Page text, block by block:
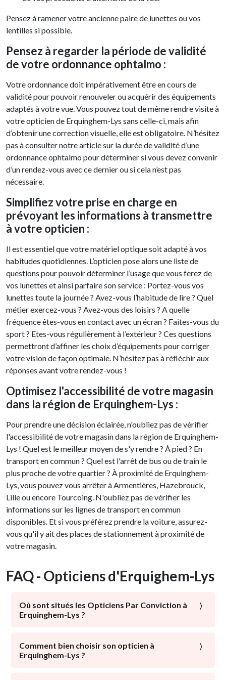
Pensez à ramener votre ancienne paire de lunettes ou vos
lentilles si possible.
Pensez à regarder la période de validité
de votre ordonnance ophtalmo :
Votre ordonnance doit impérativement être en cours de
validité pour pouvoir renouveler ou acquérir des équipements
adaptés à votre vue. Vous pouvez tout de même rendre visite à
votre opticien de Erquinghem-Lys sans celle-ci, mais afin
d’obtenir une correction visuelle, elle est obligatoire. N’hésitez
pas à consulter notre article sur la durée de validité d’une
ordonnance ophtalmo pour déterminer si vous devez convenir
d’un rendez-vous avec ce dernier ou si cela n’est pas
nécessaire.
Simplifiez votre prise en charge en
prévoyant les informations à transmettre
à votre opticien :
Il est essentiel que votre matériel optique soit adapté à vos
habitudes quotidiennes. L’opticien pose alors une liste de
questions pour pouvoir déterminer l’usage que vous ferez de
vos lunettes et ainsi parfaire son service : Portez-vous vos
lunettes toute la journée ? Avez-vous l’habitude de lire ? Quel
métier exercez-vous ? Avez-vous des loisirs ? A quelle
fréquence êtes-vous en contact avec un écran ? Faites-vous du
sport ? Etes-vous régulièrement à l’extérieur ? Ces questions
permettront d’affiner les choix d’équipements pour corriger
votre vision de façon optimale. N’hésitez pas à réfléchir aux
réponses avant votre rendez-vous !
Optimisez l'accessibilité de votre magasin
dans la région de Erquinghem-Lys :
Pour prendre une décision éclairée, n'oubliez pas de vérifier
l'accessibilité de votre magasin dans la région de Erquinghem-
Lys ! Quel est le meilleur moyen de s'y rendre ? À pied ? En
transport en commun ? Quel est l'arrêt de bus ou de train le
plus proche de votre quartier ? À proximité de Erquinghem-
Lys, vous pouvez vous arrêter à Armentières, Hazebrouck,
Lille ou encore Tourcoing. N'oubliez pas de vérifier les
informations sur les lignes de transport en commun
disponibles. Et si vous préférez prendre la voiture, assurez-
vous qu'il y ait des places de stationnement à proximité de
votre magasin.
FAQ - Opticiens d'Erquighem-Lys
Où sont situés les Opticiens Par Conviction à
Erquinghem-Lys ?
Lys, des commerces locaux : les Opticiens Par
Conviction sont présents dans tous les quartiers de
Comment bien choisir son opticien à
Erquinghem-Lys ?